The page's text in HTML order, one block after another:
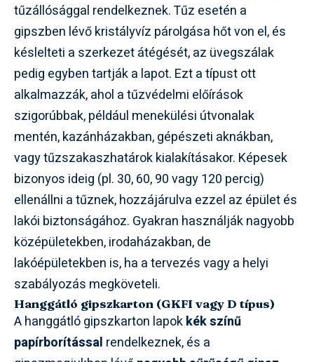
tűzállósággal rendelkeznek. Tűz esetén a
gipszben lévő kristályvíz párolgása hőt von el, és
késlelteti a szerkezet átégését, az üvegszálak
pedig egyben tartják a lapot. Ezt a típust ott
alkalmazzák, ahol a tűzvédelmi előírások
szigorúbbak, például menekülési útvonalak
mentén, kazánházakban, gépészeti aknákban,
vagy tűzszakaszhatárok kialakításakor. Képesek
bizonyos ideig (pl. 30, 60, 90 vagy 120 percig)
ellenállni a tűznek, hozzájárulva ezzel az épület és
lakói biztonságához. Gyakran használják nagyobb
középületekben, irodaházakban, de
lakóépületekben is, ha a tervezés vagy a helyi
szabályozás megköveteli.
Hanggátló gipszkarton (GKFI vagy D típus)
A hanggátló gipszkarton lapokkék színű
papírborítással rendelkeznek, és a